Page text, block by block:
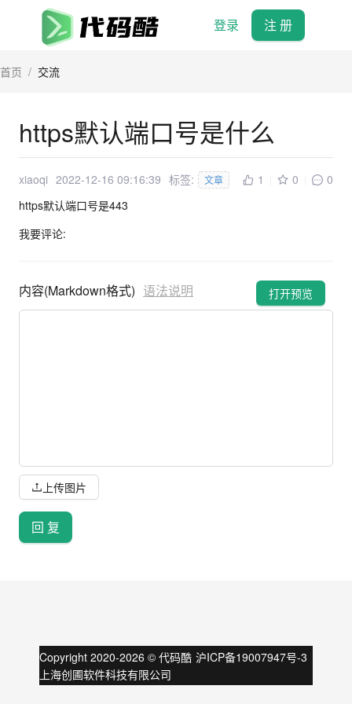
登录 注 册
首页 / 交流
https默认端口号是什么
xiaoqi 2022-12-16 09:16:39 标签: 文章 1 0
0
https默认端口号是443
我要评论:
内容(Markdown格式) 语法说明 打开预览
上传图片
回 复
Copyright 2020-2026 © 代码酷 沪ICP备19007947号-3
上海创圃软件科技有限公司